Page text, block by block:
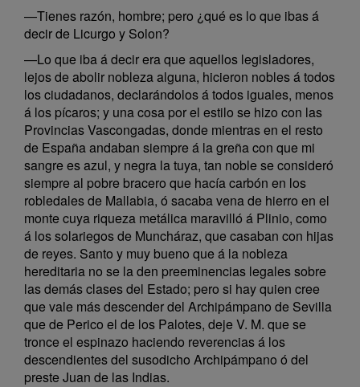
—Tienes razón, hombre; pero ¿qué es lo que ibas á
decir de Licurgo y Solon?
—Lo que iba á decir era que aquellos legisladores,
lejos de abolir nobleza alguna, hicieron nobles á todos
los ciudadanos, declarándolos á todos iguales, menos
á los pícaros; y una cosa por el estilo se hizo con las
Provincias Vascongadas, donde mientras en el resto
de España andaban siempre á la greña con que mi
sangre es azul, y negra la tuya, tan noble se consideró
siempre al pobre bracero que hacía carbón en los
robledales de Mallabia, ó sacaba vena de hierro en el
monte cuya riqueza metálica maravilló á Plinio, como
á los solariegos de Muncháraz, que casaban con hijas
de reyes. Santo y muy bueno que á la nobleza
hereditaria no se la den preeminencias legales sobre
las demás clases del Estado; pero si hay quien cree
que vale más descender del Archipámpano de Sevilla
que de Perico el de los Palotes, deje V. M. que se
tronce el espinazo haciendo reverencias á los
descendientes del susodicho Archipámpano ó del
preste Juan de las Indias.